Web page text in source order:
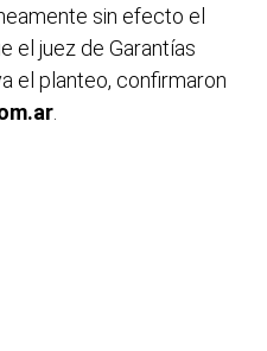
sin efecto el
el juez de Garantías
el planteo, confirmaron